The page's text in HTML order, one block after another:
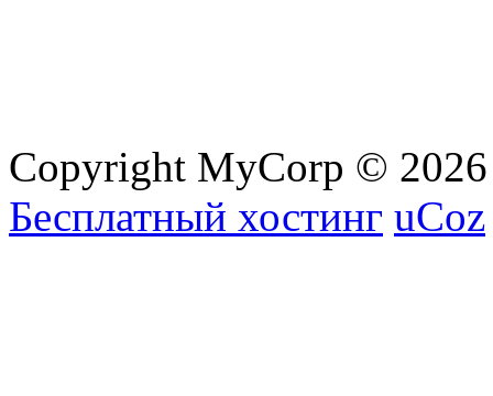
Copyright MyCorp © 2026
Бесплатный хостинг uCoz